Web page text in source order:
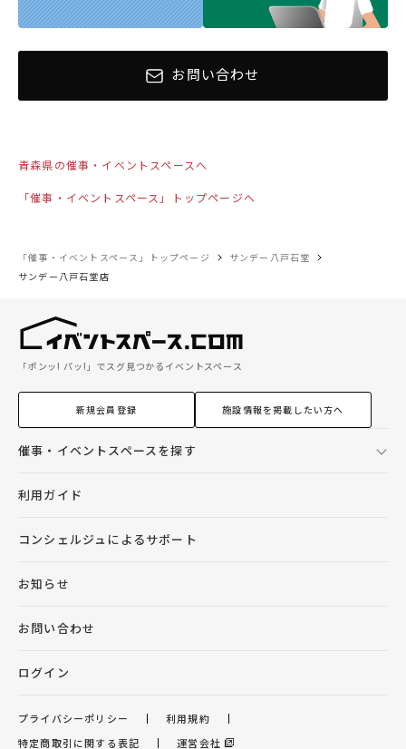
お問い合わせ
青森県の催事・イベントスペースへ
「催事・イベントスペース」トップページへ
「催事・イベントスペース」トップページ
サンデー八戸石堂
サンデー八戸石堂店
「ポンッ! パッ!」でスグ見つかるイベントスペース
新規会員登録 施設情報を掲載したい方へ
催事・イベントスペースを探す
利用ガイド
コンシェルジュによるサポート
お知らせ
お問い合わせ
ログイン
プライバシーポリシー
利用規約
特定商取引に関する表記
運営会社